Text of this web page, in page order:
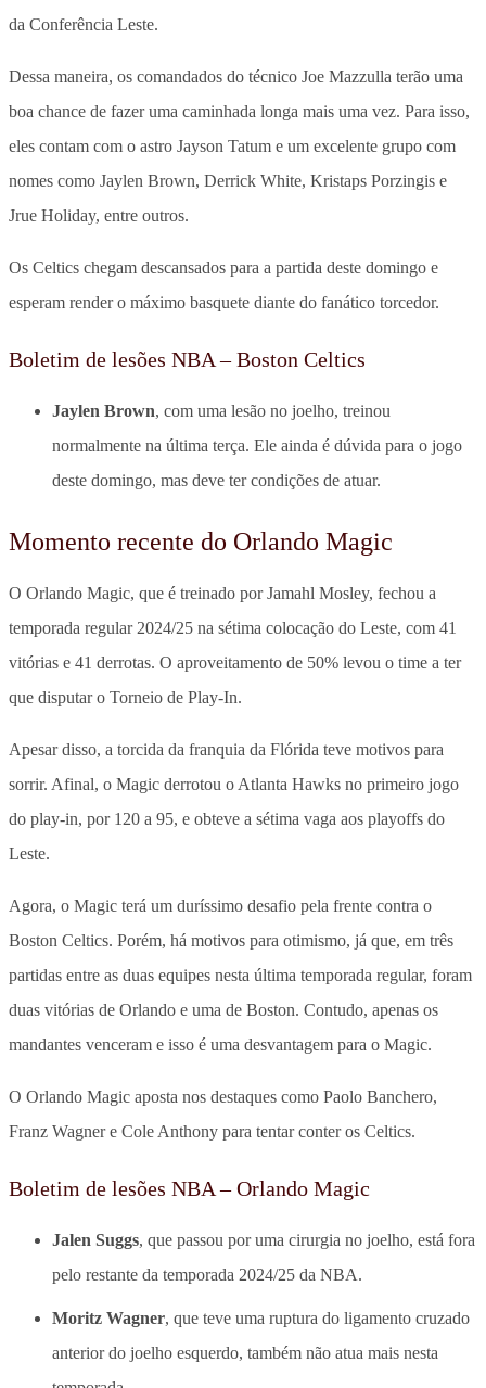
da Conferência Leste.
Dessa maneira, os comandados do técnico Joe Mazzulla terão uma
boa chance de fazer uma caminhada longa mais uma vez. Para isso,
eles contam com o astro Jayson Tatum e um excelente grupo com
nomes como Jaylen Brown, Derrick White, Kristaps Porzingis e
Jrue Holiday, entre outros.
Os Celtics chegam descansados para a partida deste domingo e
esperam render o máximo basquete diante do fanático torcedor.
Boletim de lesões NBA – Boston Celtics
Jaylen Brown, com uma lesão no joelho, treinou
normalmente na última terça. Ele ainda é dúvida para o jogo
deste domingo, mas deve ter condições de atuar.
Momento recente do Orlando Magic
O Orlando Magic, que é treinado por Jamahl Mosley, fechou a
temporada regular 2024/25 na sétima colocação do Leste, com 41
vitórias e 41 derrotas. O aproveitamento de 50% levou o time a ter
que disputar o Torneio de Play-In.
Apesar disso, a torcida da franquia da Flórida teve motivos para
sorrir. Afinal, o Magic derrotou o Atlanta Hawks no primeiro jogo
do play-in, por 120 a 95, e obteve a sétima vaga aos playoffs do
Leste.
Agora, o Magic terá um duríssimo desafio pela frente contra o
Boston Celtics. Porém, há motivos para otimismo, já que, em três
partidas entre as duas equipes nesta última temporada regular, foram
duas vitórias de Orlando e uma de Boston. Contudo, apenas os
mandantes venceram e isso é uma desvantagem para o Magic.
O Orlando Magic aposta nos destaques como Paolo Banchero,
Franz Wagner e Cole Anthony para tentar conter os Celtics.
Boletim de lesões NBA – Orlando Magic
Jalen Suggs, que passou por uma cirurgia no joelho, está fora
pelo restante da temporada 2024/25 da NBA.
Moritz Wagner, que teve uma ruptura do ligamento cruzado
anterior do joelho esquerdo, também não atua mais nesta